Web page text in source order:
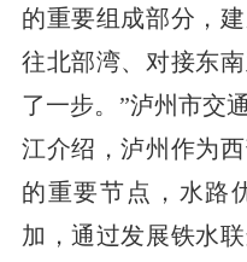
的重要组成部分，
往北部湾、对接东
了一步。”泸州市交
江介绍，泸州作为
的重要节点，水路
加，通过发展铁水